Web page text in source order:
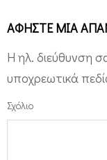
ΑΦΉΣΤΕ ΜΙΑ
Η ηλ. διεύθυνση
υποχρεωτικά
Σχόλιο